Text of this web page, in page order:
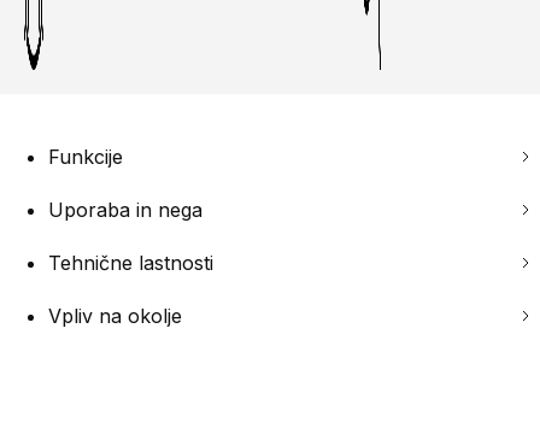
Funkcije
Uporaba in nega
Tehnične lastnosti
Vpliv na okolje